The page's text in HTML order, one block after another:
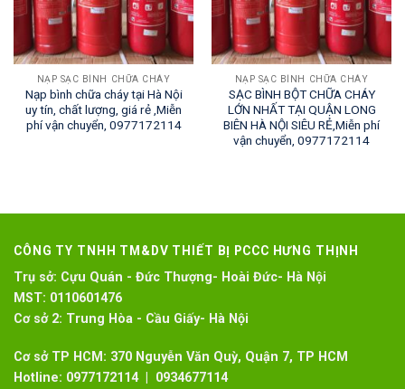
NẠP SẠC BÌNH CHỮA CHÁY
Nạp bình chữa cháy tại Hà Nội
uy tín, chất lượng, giá rẻ ,Miễn
phí vận chuyển, 0977172114
NẠP SẠC BÌNH CHỮA CHÁY
SẠC BÌNH BỘT CHỮA CHÁY
LỚN NHẤT TẠI QUẬN LONG
BIÊN HÀ NỘI SIÊU RẺ,Miễn phí
vận chuyển, 0977172114
CÔNG TY TNHH TM&DV THIẾT BỊ PCCC HƯNG THỊNH
Trụ sở: Cựu Quán - Đức Thượng- Hoài Đức- Hà Nội
MST: 0110601476
Cơ sở 2: Trung Hòa - Cầu Giấy- Hà Nội
Cơ sở TP HCM: 370 Nguyễn Văn Quỳ, Quận 7, TP HCM
Hotline: 0977172114 | 0934677114